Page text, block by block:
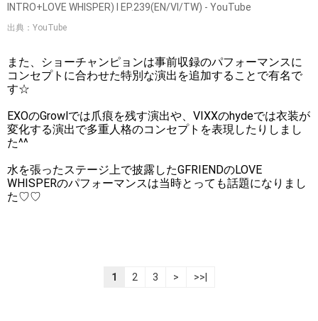
INTRO+LOVE WHISPER) l EP.239(EN/VI/TW) - YouTube
出典：YouTube
また、ショーチャンピョンは事前収録のパフォーマンスに
コンセプトに合わせた特別な演出を追加することで有名で
す☆
EXOのGrowlでは爪痕を残す演出や、VIXXのhydeでは衣装が
変化する演出で多重人格のコンセプトを表現したりしまし
た^^
水を張ったステージ上で披露したGFRIENDのLOVE
WHISPERのパフォーマンスは当時とっても話題になりまし
た♡♡
1 2 3 > >>|